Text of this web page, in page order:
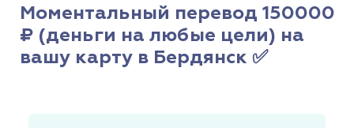
Моментальный перевод 150000
₽ (деньги на любые цели) на
вашу карту в Бердянск ✅